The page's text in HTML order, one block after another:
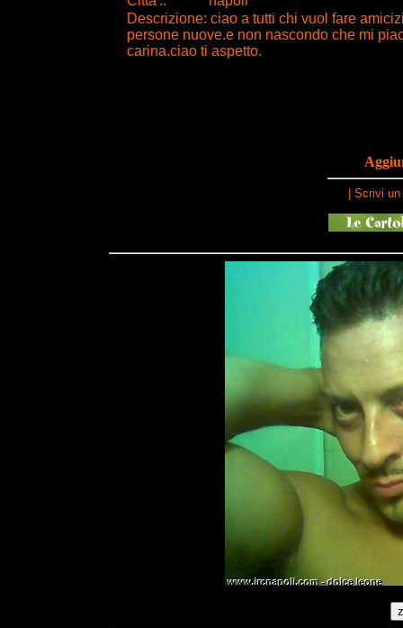
Descrizione: ciao a tutti chi vuol fare
persone nuove.e non nascondo che mi
carina.ciao ti aspetto.
Scrivi un